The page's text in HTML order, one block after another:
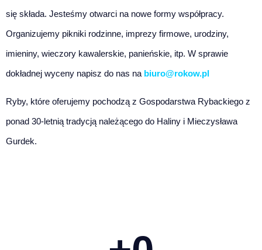
się składa. Jesteśmy otwarci na nowe formy współpracy.
Organizujemy pikniki rodzinne, imprezy firmowe, urodziny,
imieniny, wieczory kawalerskie, panieńskie, itp. W sprawie
dokładnej wyceny napisz do nas na biuro@rokow.pl
Ryby, które oferujemy pochodzą z Gospodarstwa Rybackiego z
ponad 30-letnią tradycją należącego do Haliny i Mieczysława
Gurdek.